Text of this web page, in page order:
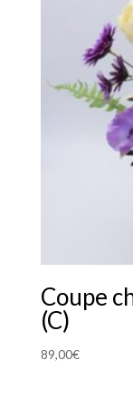
Coupe
(C)
89,00€